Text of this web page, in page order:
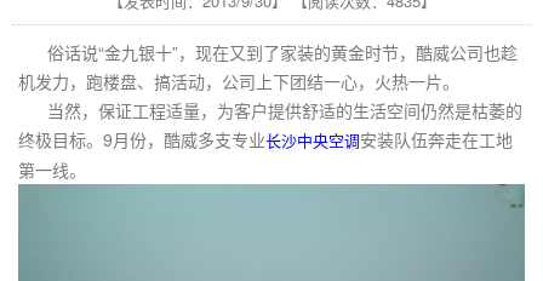
俗话说“金九银十”，现在又到了家装的黄金时节，酷威公司也趁
机发力，跑楼盘、搞活动，公司上下团结一心，火热一片。
当然，保证工程适量，为客户提供舒适的生活空间仍然是枯萎的
终极目标。9月份，酷威多支专业长沙中央空调安装队伍奔走在工地
第一线。